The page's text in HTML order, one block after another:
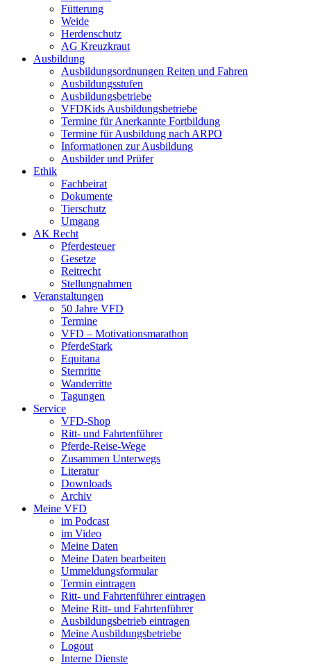
Fütterung
Weide
Herdenschutz
AG Kreuzkraut
Ausbildung
Ausbildungsordnungen Reiten und Fahren
Ausbildungsstufen
Ausbildungsbetriebe
VFDKids Ausbildungsbetriebe
Termine für Anerkannte Fortbildung
Termine für Ausbildung nach ARPO
Informationen zur Ausbildung
Ausbilder und Prüfer
Ethik
Fachbeirat
Dokumente
Tierschutz
Umgang
AK Recht
Pferdesteuer
Gesetze
Reitrecht
Stellungnahmen
Veranstaltungen
50 Jahre VFD
Termine
VFD – Motivationsmarathon
PferdeStark
Equitana
Sternritte
Wanderritte
Tagungen
Service
VFD-Shop
Ritt- und Fahrtenführer
Pferde-Reise-Wege
Zusammen Unterwegs
Literatur
Downloads
Archiv
Meine VFD
im Podcast
im Video
Meine Daten
Meine Daten bearbeiten
Ummeldungsformular
Termin eintragen
Ritt- und Fahrtenführer eintragen
Meine Ritt- und Fahrtenführer
Ausbildungsbetrieb eintragen
Meine Ausbildungsbetriebe
Logout
Interne Dienste